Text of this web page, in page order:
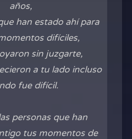
años,
han estado ahí para
difíciles,
sin juzgarte,
a tu lado incluso
fue difícil.
personas que han
tus momentos de